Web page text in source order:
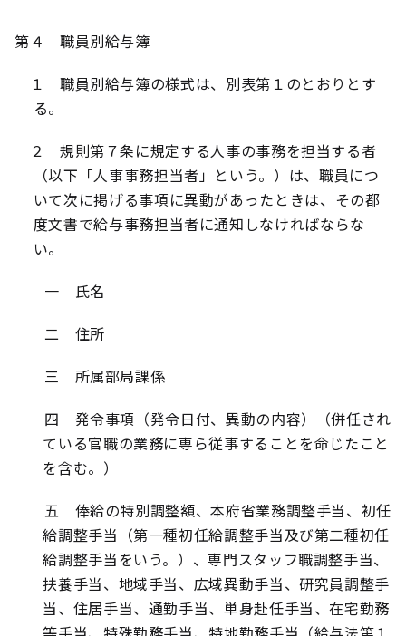
第４ 職員別給与簿
１ 職員別給与簿の様式は、別表第１のとおりとす
る。
２ 規則第７条に規定する人事の事務を担当する者
（以下「人事事務担当者」という。）は、職員につ
いて次に掲げる事項に異動があったときは、その都
度文書で給与事務担当者に通知しなければならな
い。
一 氏名
二 住所
三 所属部局課係
四 発令事項（発令日付、異動の内容）（併任され
ている官職の業務に専ら従事することを命じたこと
を含む。）
五 俸給の特別調整額、本府省業務調整手当、初任
給調整手当（第一種初任給調整手当及び第二種初任
給調整手当をいう。）、専門スタッフ職調整手当、
扶養手当、地域手当、広域異動手当、研究員調整手
当、住居手当、通勤手当、単身赴任手当、在宅勤務